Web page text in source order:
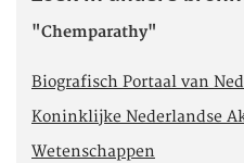
"Chemparathy"
Biografisch Portaal van
Koninklijke Nederlandse
Wetenschappen